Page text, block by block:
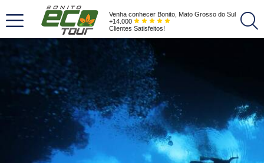
Venha conhecer Bonito, Mato Grosso do Sul
+14.000
Clientes Satisfeitos!